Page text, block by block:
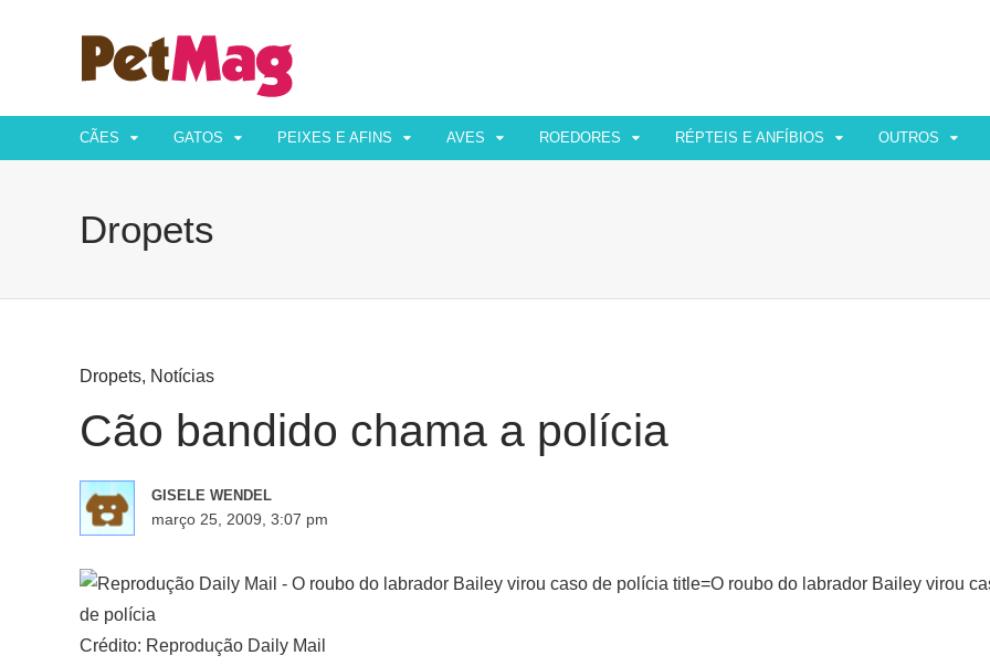
CÃES GATOS PEIXES E AFINS AVES ROEDORES RÉPTEIS E ANFÍBIOS OUTROS
Dropets
Dropets, Notícias
Cão bandido chama a polícia
GISELE WENDEL
março 25, 2009, 3:07 pm
O roubo do labrador Bailey virou
de polícia
Crédito: Reprodução Daily Mail